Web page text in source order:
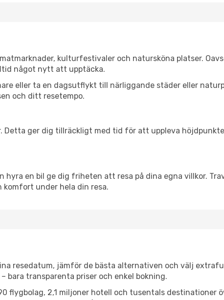
kulturfestivaler och natursköna platser.
något nytt att upptäcka.
eller ta en dagsutflykt till närliggande städer eller
och ditt resetempo.
Detta ger dig tillräckligt med tid för att uppleva
en bil ge dig friheten att resa på dina egna villkor.
under hela din resa.
resedatum, jämför de bästa alternativen och välj
transparenta priser och enkel bokning.
flygbolag, 2,1 miljoner hotell och tusentals destinationer